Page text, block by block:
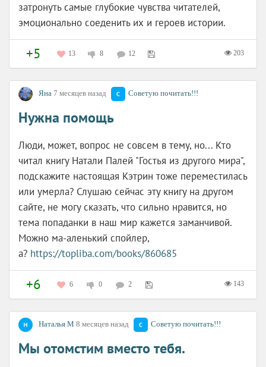
затронуть самые глубокие чувства читателей,
эмоционально соеденить их и героев истории.
+5 13 8 12 203
Яна 7 месяцев назад Советую почитать!!!
Нужна помощь
Люди, может, вопрос не совсем в тему, но... Кто
читал книгу Натали Палей "Гостья из другого мира",
подскажите настоящая Кэтрин тоже переместилась
или умерла? Слушаю сейчас эту книгу на другом
сайте, не могу сказать, что сильно нравится, но
тема попаданки в наш мир кажется заманчивой.
Можно ма-аленький спойлер,
а? https://topliba.com/books/860685
+6 6 0 2 143
Наталья М 8 месяцев назад Советую почитать!!!
Мы отомстим вместо тебя.